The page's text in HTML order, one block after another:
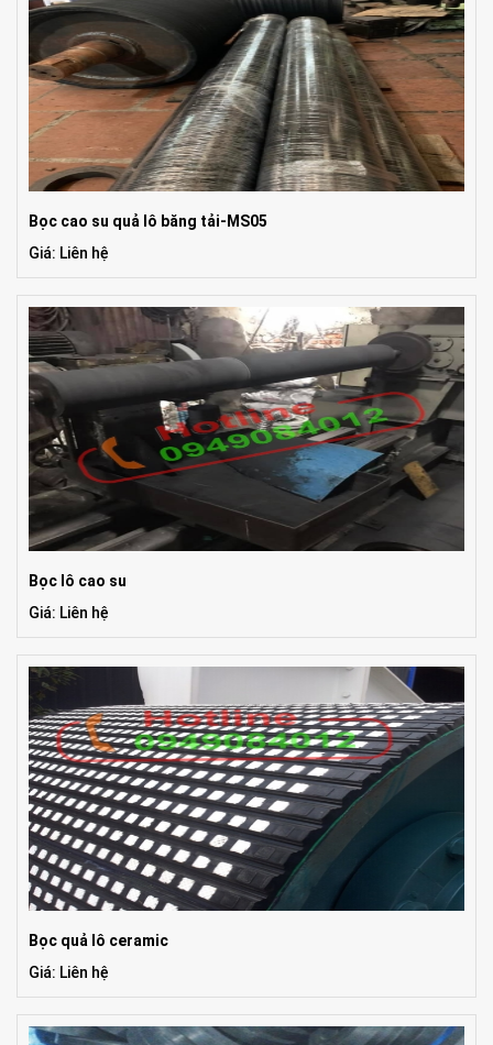
Bọc cao su quả lô băng tải-MS05
Giá: Liên hệ
Bọc lô cao su
Giá: Liên hệ
Bọc quả lô ceramic
Giá: Liên hệ